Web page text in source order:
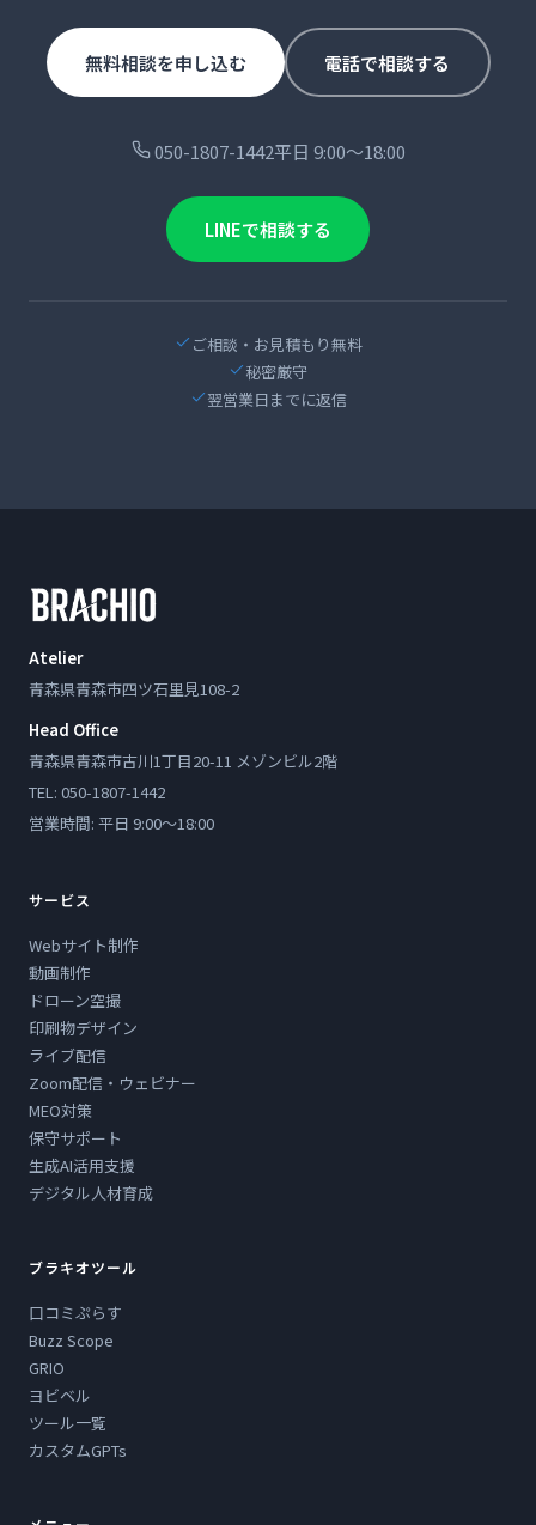
無料相談を申し込む 電話で相談する
050-1807-1442平日 9:00〜18:00
LINEで相談する
ご相談・お見積もり無料
秘密厳守
翌営業日までに返信
Atelier
青森県青森市四ツ石里見108-2
Head Office
青森県青森市古川1丁目20-11 メゾンビル2階
TEL: 050-1807-1442
営業時間: 平日 9:00〜18:00
サービス
Webサイト制作
動画制作
ドローン空撮
印刷物デザイン
ライブ配信
Zoom配信・ウェビナー
MEO対策
保守サポート
生成AI活用支援
デジタル人材育成
ブラキオツール
口コミぷらす
Buzz Scope
GRIO
ヨビベル
ツール一覧
カスタムGPTs